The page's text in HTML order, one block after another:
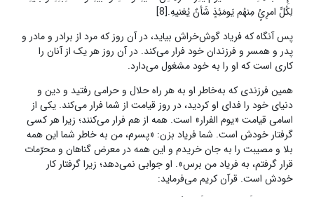
لِکُلِّ امرِئٍ مِنهُم یَومَئِذٍ شَأنٌ یُغنیهِ.[8]
پس آنگاه که فریاد گوش‌خراش بیاید، در آن روز که مرد از برادر و مادر و
پدر و همسر و فرزندان خود فرار می‌کند. در آن روز هر یک از آنان را
کاری است که او را به خود مشغول می‌دارد.
همین فرزندی که به‌خاطر او به هر راه حلال و حرامی رفتید و دین و
دنیای خود را فدای او کردید، در روز قیامت از شما فرار می‌کند. یکی از
اسامی قیامت «یوم الفرار» است. همه از هم فرار می‌کنند؛ زیرا هر کسی
گرفتار خودش است. شما فریاد بزن: «پسرم، من به خاطر شما این همه
بلا و مصیبت را به جان خریدم و این همه در معرض گناهان و محرّمات
قرار گرفتم، به فریاد من برس». او جوابی نمی‌دهد؛ زیرا گرفتار کار
خودش است. قرآن کریم می‌فرماید: